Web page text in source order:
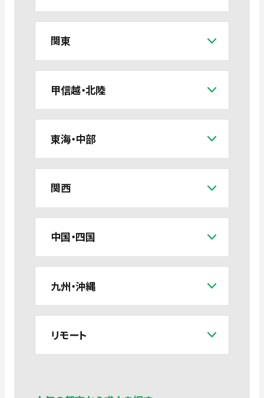
関東
甲信越・北陸
東海・中部
関西
中国・四国
九州・沖縄
リモート